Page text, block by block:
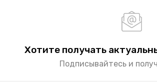
Хотите получать
Подписывайтесь и